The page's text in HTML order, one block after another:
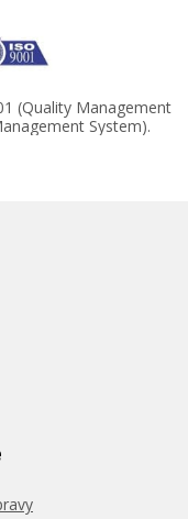
(Quality Management
System).